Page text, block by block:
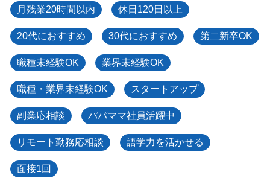
月残業20時間以内 休日120日以上
20代におすすめ 30代におすすめ 第二新卒OK
職種未経験OK 業界未経験OK
職種・業界未経験OK スタートアップ
副業応相談 パパママ社員活躍中
リモート勤務応相談 語学力を活かせる
面接1回